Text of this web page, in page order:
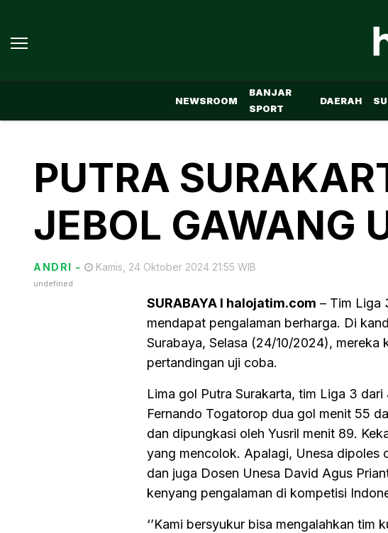
NEWSROOM
BANJAR
SPORT
DAERAH
PUTRA
JEBOL GAWANG
ANDRI - Kamis, 24 Oktober 2024 21:55 WIB
undefined
SURABAYA I halojatim.com – Tim Liga
mendapat pengalaman berharga. Di
Surabaya, Selasa (24/10/2024), mereka
pertandingan uji coba.
Lima gol Putra Surakarta, tim Liga 3
Fernando Togatorop dua gol menit 55
dan dipungkasi oleh Yusril menit 89.
yang mencolok. Apalagi, Unesa dipoles
dan juga Dosen Unesa David Agus
kenyang pengalaman di kompetisi
‘’Kami bersyukur bisa mengalahkan tim